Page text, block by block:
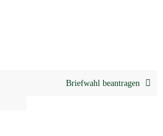
Briefwahl beantragen